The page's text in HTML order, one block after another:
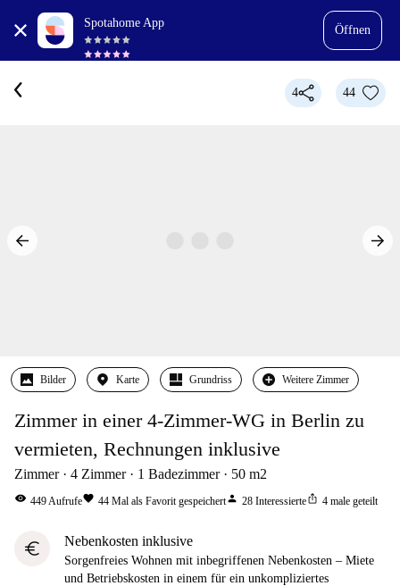
Spotahome App
Öffnen
4 44
Bilder Karte Grundriss Weitere Zimmer
Zimmer in einer 4-Zimmer-WG in Berlin zu
vermieten, Rechnungen inklusive
Zimmer 4 Zimmer 1 Badezimmer 50 m2
visibility 449Aufrufefavorite 44 Mal als Favorit gespeichertperson 28 Interessierteios_share 4 male geteilt
euro Nebenkosten inklusive
Sorgenfreies Wohnen mit inbegriffenen Nebenkosten – Miete
und Betriebskosten in einem für ein unkompliziertes